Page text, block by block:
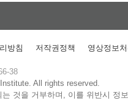
방침 저작권정책 영상정보
38
Institute.All rights reserved.
것을 거부하며, 이를 위반시 정